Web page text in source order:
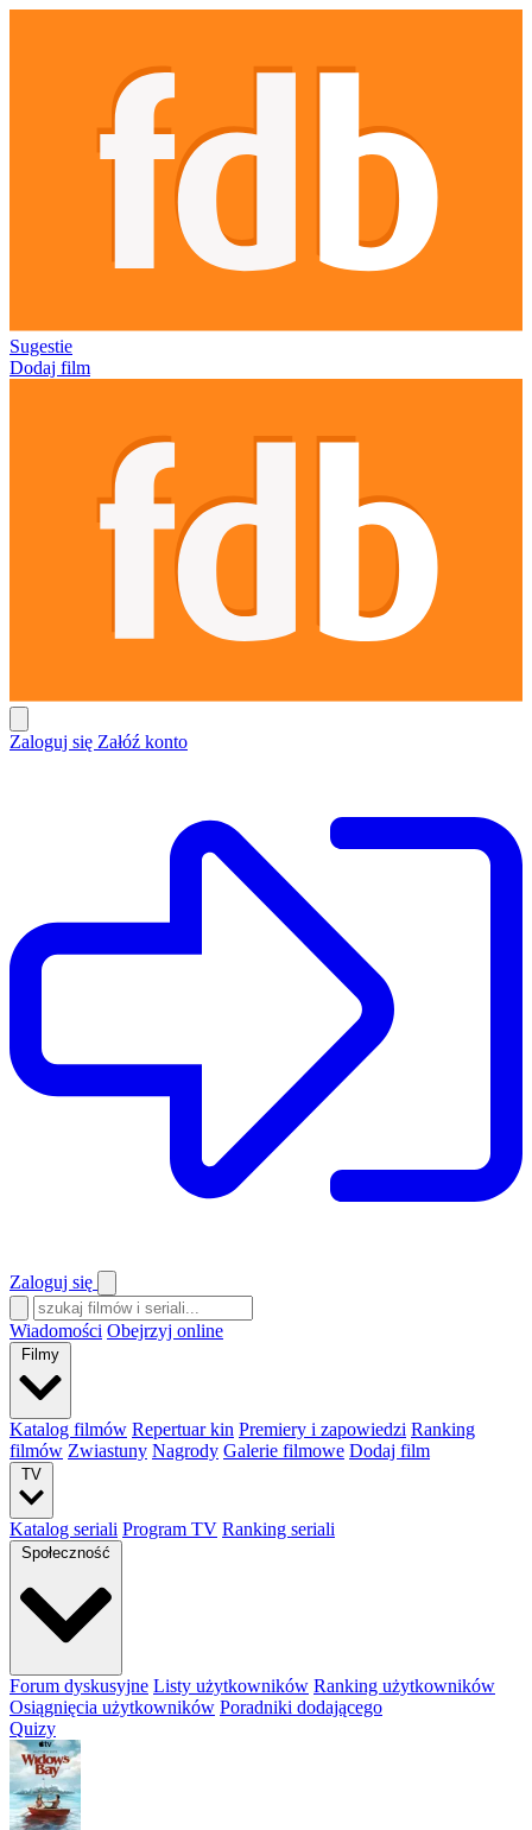
Sugestie
Dodaj film
Zaloguj się Załóź konto
Zaloguj się
Wiadomości Obejrzyj online
Filmy
Katalog filmów Repertuar kin Premiery i zapowiedzi Ranking
filmów Zwiastuny Nagrody Galerie filmowe Dodaj film
TV
Katalog seriali Program TV Ranking seriali
Społeczność
Forum dyskusyjne Listy użytkowników Ranking użytkowników
Osiągnięcia użytkowników Poradniki dodającego
Quizy